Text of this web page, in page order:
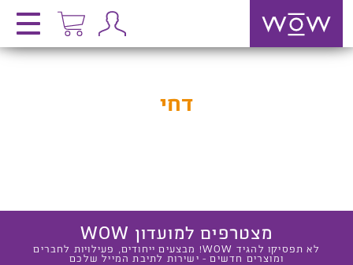
דחי
מצטרפים למועדון WOW
לא תפסיקו להגיד WOW! מבצעים ייחודים, פעילויות לחברים
ומוצרים חדשים - ישירות לתיבת המייל שלכם